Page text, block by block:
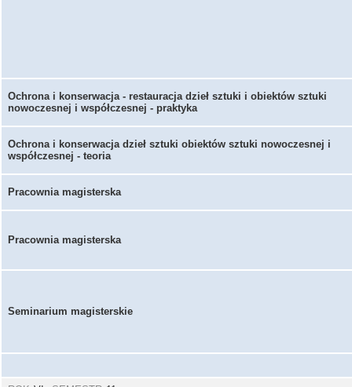
Ochrona i konserwacja - restauracja dzieł sztuki i obiektów sztuki
nowoczesnej i współczesnej - praktyka
Ochrona i konserwacja dzieł sztuki obiektów sztuki nowoczesnej i
współczesnej - teoria
Pracownia magisterska
Pracownia magisterska
Seminarium magisterskie